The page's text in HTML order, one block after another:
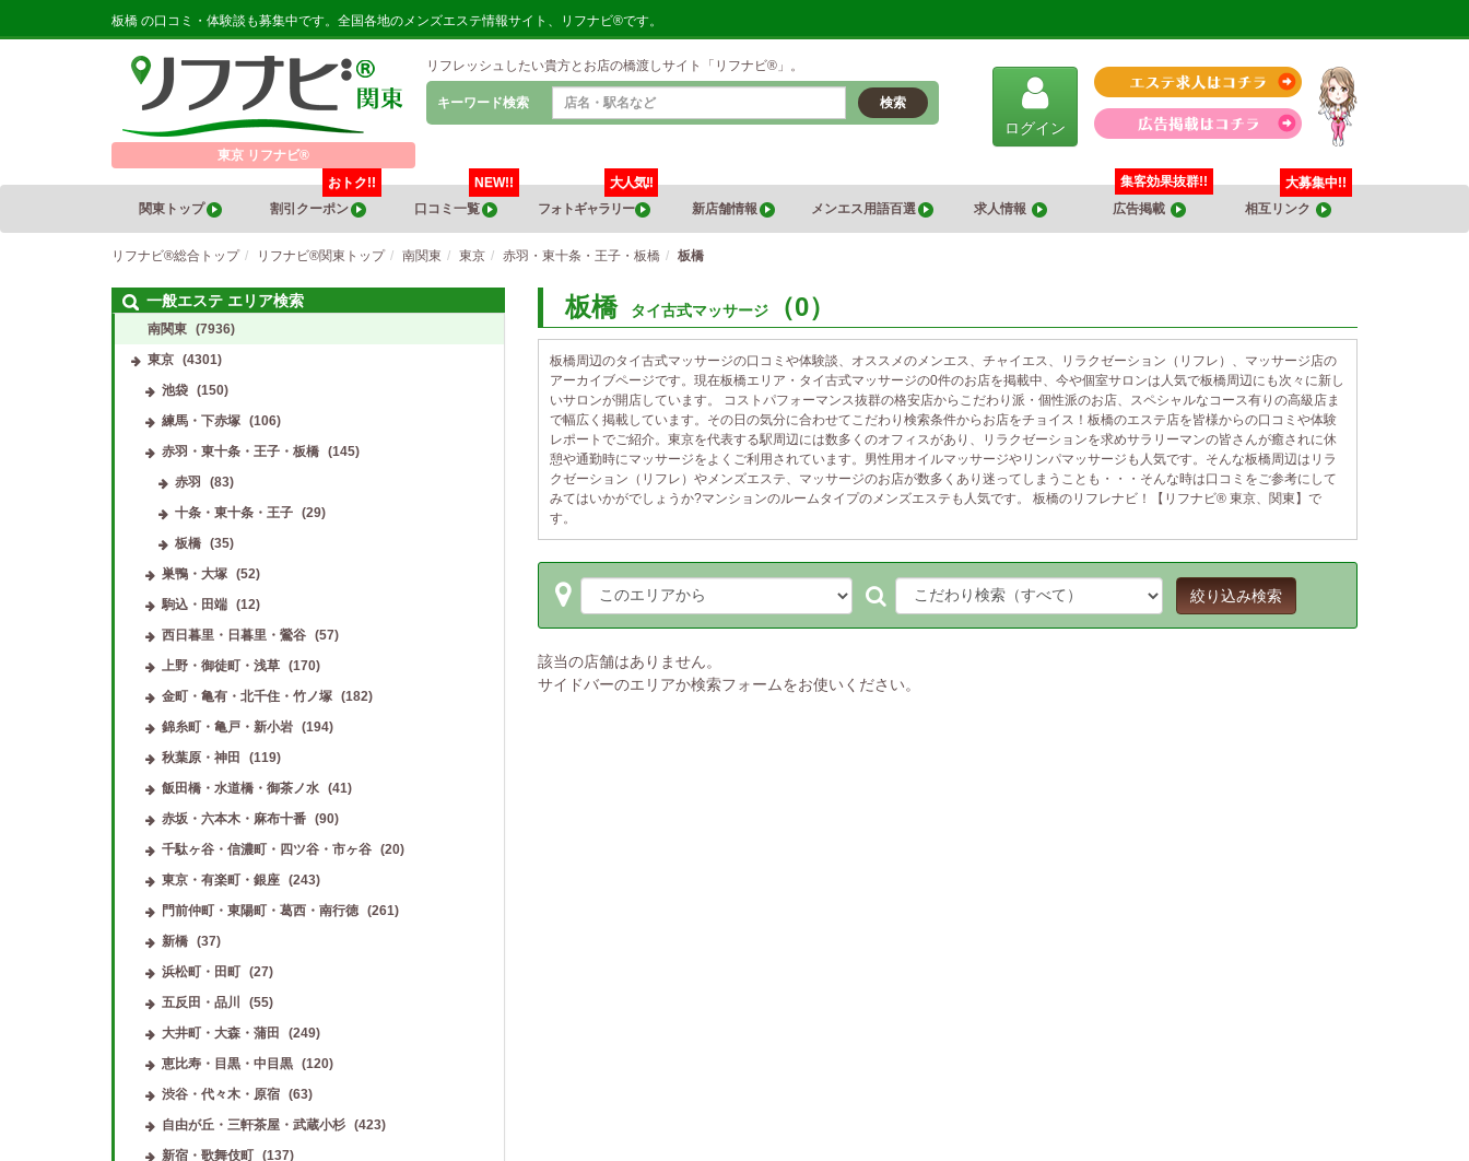
板橋 の口コミ・体験談も募集中です。全国各地のメンズエステ情報サイト、リフナビ®です。
東京 リフナビ®
リフレッシュしたい貴方とお店の橋渡しサイト「リフナビ®」。
キーワード検索 検索
ログイン
関東トップ 割引クーポン
おトク!!
口コミ一覧
NEW!!
フォトギャラリー
大人気!!
新店舗情報
メンエス用語百選 求人情報 広告掲載
集客効果抜群!!
相互リンク
大募集中!!
リフナビ®総合トップ リフナビ®関東トップ 南関東 東京 赤羽・東十条・王子・板橋 板橋
板橋 タイ古式マッサージ （0）
板橋周辺のタイ古式マッサージの口コミや体験談、オススメのメンエス、チャイエス、リラクゼーション（リフレ）、マッサージ店の
アーカイブページです。現在板橋エリア・タイ古式マッサージの0件のお店を掲載中、今や個室サロンは人気で板橋周辺にも次々に新し
いサロンが開店しています。 コストパフォーマンス抜群の格安店からこだわり派・個性派のお店、スペシャルなコース有りの高級店ま
で幅広く掲載しています。その日の気分に合わせてこだわり検索条件からお店をチョイス！板橋のエステ店を皆様からの口コミや体験
レポートでご紹介。東京を代表する駅周辺には数多くのオフィスがあり、リラクゼーションを求めサラリーマンの皆さんが癒されに休
憩や通勤時にマッサージをよくご利用されています。男性用オイルマッサージやリンパマッサージも人気です。そんな板橋周辺はリラ
クゼーション（リフレ）やメンズエステ、マッサージのお店が数多くあり迷ってしまうことも・・・そんな時は口コミをご参考にして
みてはいかがでしょうか?マンションのルームタイプのメンズエステも人気です。 板橋のリフレナビ！【リフナビ® 東京、関東】で
す。
絞り込み検索
該当の店舗はありません。
サイドバーのエリアか検索フォームをお使いください。
一般エステ エリア検索
南関東 (7936)
東京 (4301)
池袋
(150)
練馬・下赤塚
(106)
赤羽・東十条・王子・板橋
(145)
赤羽
(83)
十条・東十条・王子 (29)
板橋 (35)
巣鴨・大塚
(52)
駒込・田端
(12)
西日暮里・日暮里・鶯谷
(57)
上野・御徒町・浅草
(170)
金町・亀有・北千住・竹ノ塚
(182)
錦糸町・亀戸・新小岩
(194)
秋葉原・神田
(119)
飯田橋・水道橋・御茶ノ水
(41)
赤坂・六本木・麻布十番
(90)
千駄ヶ谷・信濃町・四ツ谷・市ヶ谷
(20)
東京・有楽町・銀座
(243)
門前仲町・東陽町・葛西・南行徳
(261)
新橋
(37)
浜松町・田町
(27)
五反田・品川
(55)
大井町・大森・蒲田
(249)
恵比寿・目黒・中目黒
(120)
渋谷・代々木・原宿
(63)
自由が丘・三軒茶屋・武蔵小杉
(423)
新宿・歌舞伎町
(137)